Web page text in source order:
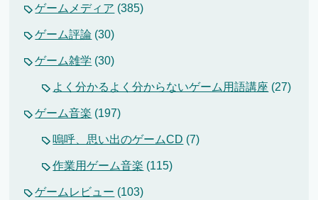
ゲームメディア (385)
ゲーム評論 (30)
ゲーム雑学 (30)
よく分かるよく分からないゲーム用語講座 (27)
ゲーム音楽 (197)
嗚呼、思い出のゲームCD (7)
作業用ゲーム音楽 (115)
ゲームレビュー (103)